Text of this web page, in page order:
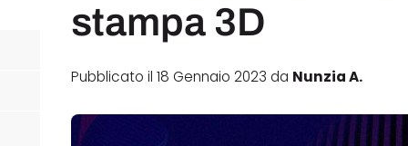
stampa 3D
Pubblicato il 18 Gennaio 2023 da Nunzia A.